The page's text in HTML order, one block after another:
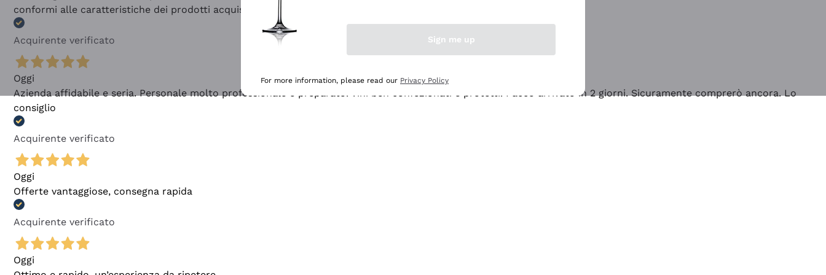
conformi alle caratteristiche dei prodotti acquistati
Acquirente verificato
Oggi
Azienda affidabile e seria. Personale molto professionale e preparato. Vini ben confezionati e protetti. Pacco arrivato in 2 giorni. Sicuramente comprerò ancora. Lo
consiglio
Acquirente verificato
Oggi
Offerte vantaggiose, consegna rapida
Acquirente verificato
Oggi
Sign me up
For more information, please read our Privacy Policy